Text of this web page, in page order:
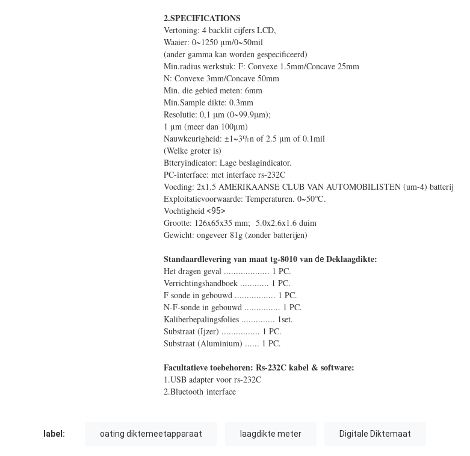
2.SPECIFICATIONS
Vertoning: 4 backlit cijfers LCD,
Waaier: 0~1250 μm/0~50mil
(ander gamma kan worden gespecificeerd)
Min.radius werkstuk: F: Convexe 1.5mm/Concave 25mm
N: Convexe 3mm/Concave 50mm
Min. die gebied meten: 6mm
Min.Sample dikte: 0.3mm
Resolutie: 0,1 μm (0~99.9μm);
1 μm (meer dan 100μm)
Nauwkeurigheid: ±1~3%n of 2.5 μm of 0.1mil
(Welke groter is)
Btteryindicator: Lage beslagindicator.
PC-interface: met interface rs-232C
Voeding: 2x1.5 AMERIKAANSE CLUB VAN AUTOMOBILISTEN (um-4) batterij
Exploitatievoorwaarde: Temperaturen. 0~50℃.
Vochtigheid <95>
Grootte: 126x65x35 mm; 5.0x2.6x1.6 duim
Gewicht: ongeveer 81g (zonder batterijen)
Standaardlevering vanmaat tg-8010 vande Deklaagdikte:
Het dragen geval ................... 1 PC.
Verrichtingshandboek ............ 1 PC.
F sonde in gebouwd ................. 1 PC.
N-F-sonde in gebouwd ............... 1 PC.
Kaliberbepalingsfolies .............. 1set.
Substraat (Ijzer) ................ 1 PC.
Substraat (Aluminium) ...... 1 PC.
Facultatieve toebehoren: Rs-232C kabel & software:
1.USB adapter voor rs-232C
2.Bluetooth interface
label: oating diktemeetapparaat laagdikte meter Digitale Diktemaat